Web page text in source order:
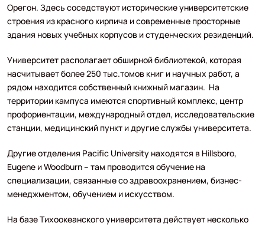
Орегон. Здесь соседствуют исторические университетские
строения из красного кирпича и современные просторные
здания новых учебных корпусов и студенческих резиденций.
Университет располагает обширной библиотекой, которая
насчитывает более 250 тыс.томов книг и научных работ, а
рядом находится собственный книжный магазин. На
территории кампуса имеются спортивный комплекс, центр
профориентации, международный отдел, исследовательские
станции, медицинский пункт и другие службы университета.
Другие отделения Pacific University находятся в Hillsboro,
Eugene и Woodburn – там проводится обучение на
специализации, связанные со здравоохранением, бизнес-
менеджментом, обучением и искусством.
На базе Тихоокеанского университета действует несколько